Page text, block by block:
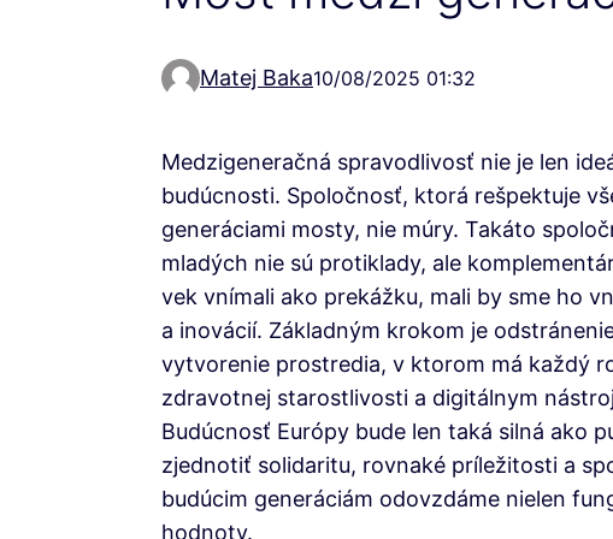
Matej Baka10/08/2025 01:32
Medzigeneračná spravodlivosť nie je len
budúcnosti. Spoločnosť, ktorá rešpektuje
generáciami mosty, nie múry. Takáto
mladých nie sú protiklady, ale
vek vnímali ako prekážku, mali by sme ho
a inovácií. Základným krokom je
vytvorenie prostredia, v ktorom má každý
zdravotnej starostlivosti a digitálnym
Budúcnosť Európy bude len taká silná ako
zjednotiť solidaritu, rovnaké príležitosti a
budúcim generáciám odovzdáme nielen
hodnoty.